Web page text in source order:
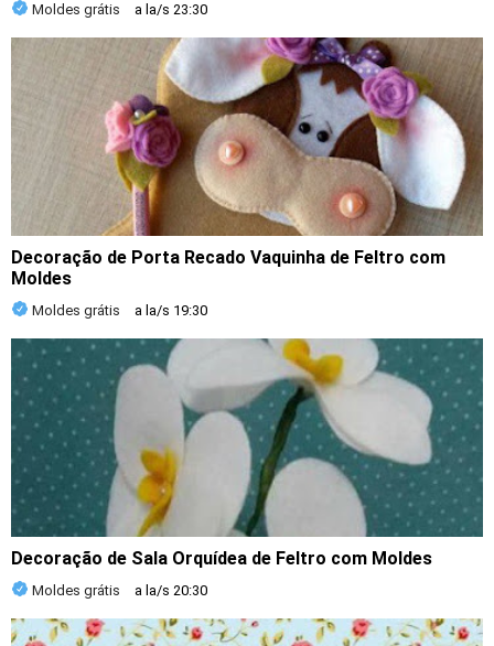
Moldes grátis a la/s 23:30
Decoração de Porta Recado Vaquinha de Feltro com
Moldes
Moldes grátis a la/s 19:30
Decoração de Sala Orquídea de Feltro com Moldes
Moldes grátis a la/s 20:30